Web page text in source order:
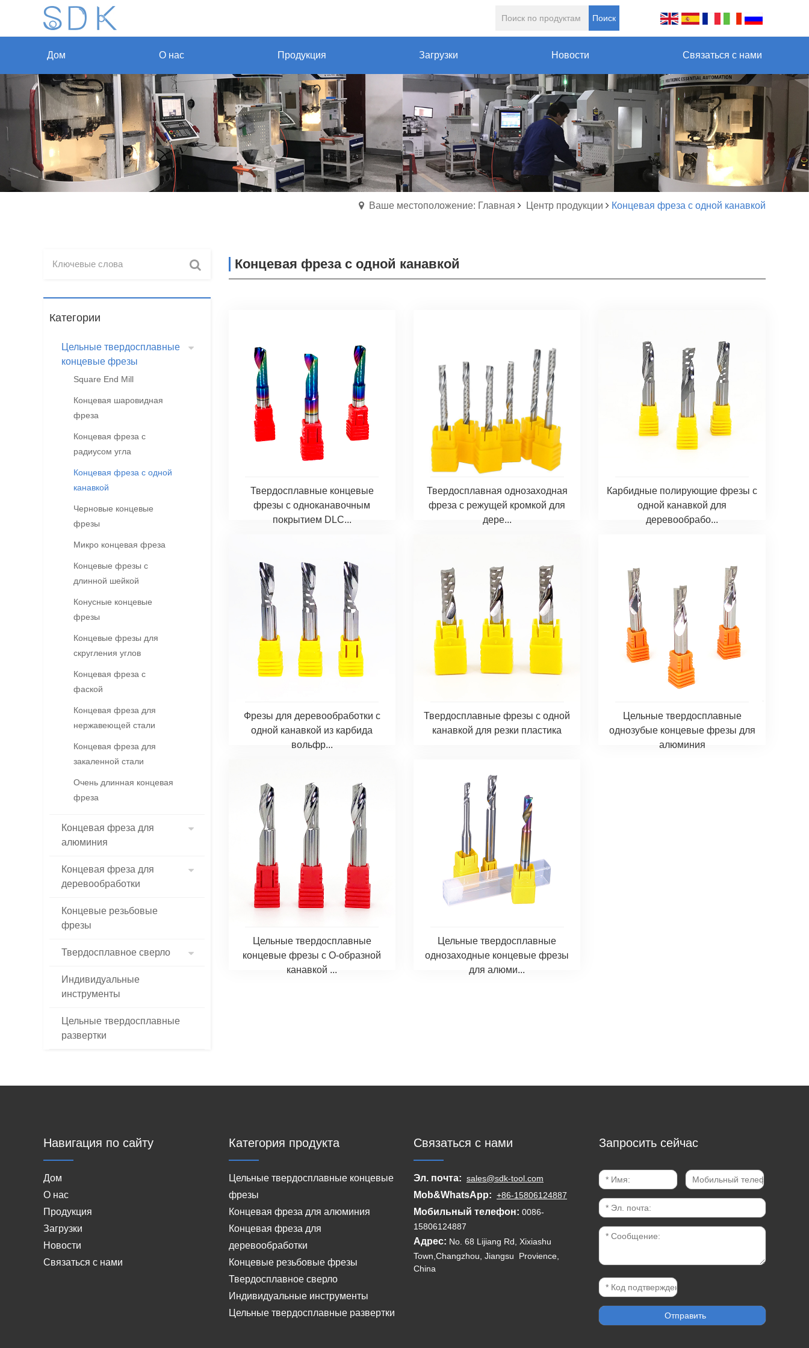
Поиск
Дом О нас Продукция Загрузки Новости Связаться с нами
Ваше местоположение: Главная Центр продукции Концевая фреза с одной канавкой
Категории
Цельные твердосплавные
концевые фрезы
Square End Mill
Концевая шаровидная
фреза
Концевая фреза с
радиусом угла
Концевая фреза с одной
канавкой
Черновые концевые
фрезы
Микро концевая фреза
Концевые фрезы с
длинной шейкой
Конусные концевые
фрезы
Концевые фрезы для
скругления углов
Концевая фреза с
фаской
Концевая фреза для
нержавеющей стали
Концевая фреза для
закаленной стали
Очень длинная концевая
фреза
Концевая фреза для
алюминия
Концевая фреза для
деревообработки
Концевые резьбовые
фрезы
Твердосплавное сверло
Индивидуальные
инструменты
Цельные твердосплавные
развертки
Концевая фреза с одной канавкой
Твердосплавные концевые
фрезы с одноканавочным
покрытием DLC...
Твердосплавная однозаходная
фреза с режущей кромкой для
дере...
Карбидные полирующие фрезы с
одной канавкой для
деревообрабо...
Фрезы для деревообработки с
одной канавкой из карбида
вольфр...
Твердосплавные фрезы с одной
канавкой для резки пластика
Цельные твердосплавные
однозубые концевые фрезы для
алюминия
Цельные твердосплавные
концевые фрезы с O-образной
канавкой ...
Цельные твердосплавные
однозаходные концевые фрезы
для алюми...
Навигация по сайту
Дом
О нас
Продукция
Загрузки
Новости
Связаться с нами
Категория продукта
Цельные твердосплавные концевые
фрезы
Концевая фреза для алюминия
Концевая фреза для
деревообработки
Концевые резьбовые фрезы
Твердосплавное сверло
Индивидуальные инструменты
Цельные твердосплавные развертки
Связаться с нами
Эл. почта: sales@sdk-tool.com
Mob&WhatsApp: +86-15806124887
Мобильный телефон: 0086-
15806124887
Адрес: No. 68 Lijiang Rd, Xixiashu
Town,Changzhou, Jiangsu Provience,
China
Запросить сейчас